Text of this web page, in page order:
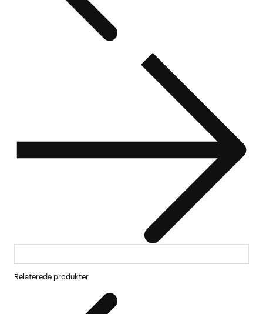
Relaterede produkter